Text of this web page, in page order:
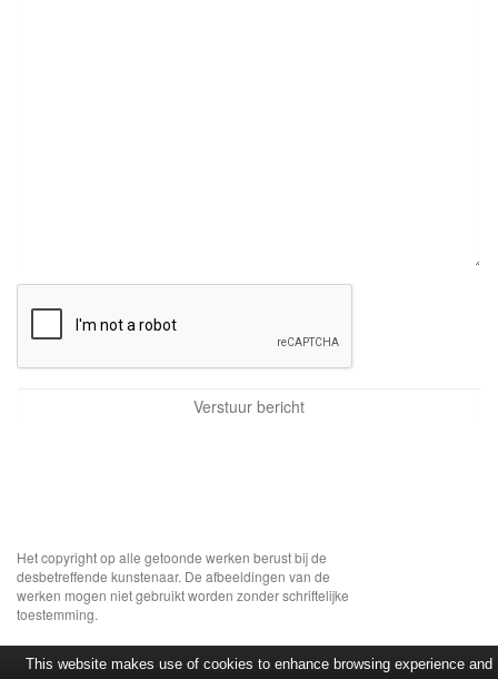
Het copyright op alle getoonde werken berust bij de
desbetreffende kunstenaar. De afbeeldingen van de
werken mogen niet gebruikt worden zonder schriftelijke
toestemming.
This website makes use of cookies to enhance browsing experience and